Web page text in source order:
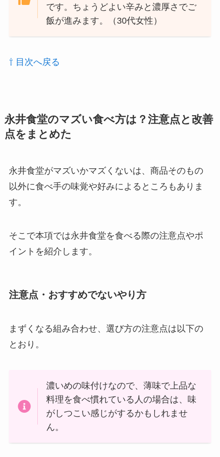
です。ちょうどよい辛みと濃厚さでご
飯が進みます。（30代女性）
⇧ 目次へ戻る
永井食堂のマズい食べ方は？注意点と改善
点をまとめた
永井食堂がマズいかマズくないは、商品そのもの
以外に食べ手の味覚や好みによるところもありま
す。
そこで本項では永井食堂を食べる際の注意点やポ
イントを紹介します。
注意点・おすすめでないやり方
まずくなる組み合わせ、選び方の注意点は以下の
とおり。
濃いめの味付けなので、薄味で上品な
料理を食べ慣れている人の場合は、味
がしつこい感じがするかもしれませ
ん。